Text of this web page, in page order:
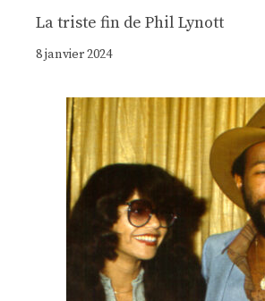
La triste fin de Phil Lynott
8 janvier 2024